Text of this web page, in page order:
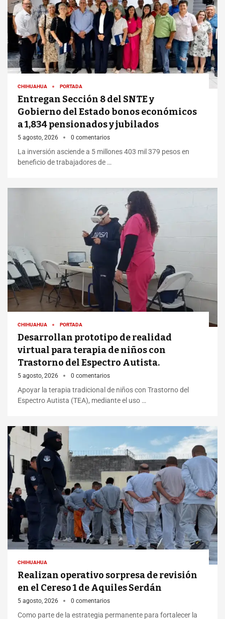
CHIHUAHUA PORTADA
Entregan Sección 8 del SNTE y
Gobierno del Estado bonos económicos
a 1,834 pensionados y jubilados
5 agosto, 2026 0 comentarios
La inversión asciende a 5 millones 403 mil 379 pesos en
beneficio de trabajadores de …
CHIHUAHUA PORTADA
Desarrollan prototipo de realidad
virtual para terapia de niños con
Trastorno del Espectro Autista.
5 agosto, 2026 0 comentarios
Apoyar la terapia tradicional de niños con Trastorno del
Espectro Autista (TEA), mediante el uso …
CHIHUAHUA
Realizan operativo sorpresa de revisión
en el Cereso 1 de Aquiles Serdán
5 agosto, 2026 0 comentarios
Como parte de la estrategia permanente para fortalecer la